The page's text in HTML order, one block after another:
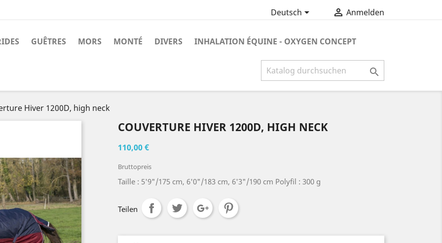
Deutsch  Anmelden
GUÊTRES MORS MONTÉ DIVERS INHALATION ÉQUINE - OXYGEN CONCEPT

Hiver 1200D, high neck
COUVERTURE HIVER 1200D, HIGH NECK
110,00 €
Bruttopreis
Taille : 5'9"/175 cm, 6'0"/183 cm, 6'3"/190 cm Polyfil : 300 g
Teilen